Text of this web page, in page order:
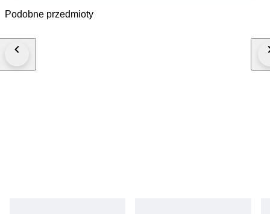
Podobne przedmioty